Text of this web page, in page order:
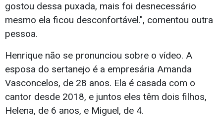
gostou dessa puxada, mais foi desnecessário
mesmo ela ficou desconfortável.", comentou outra
pessoa.
Henrique não se pronunciou sobre o vídeo. A
esposa do sertanejo é a empresária Amanda
Vasconcelos, de 28 anos. Ela é casada com o
cantor desde 2018, e juntos eles têm dois filhos,
Helena, de 6 anos, e Miguel, de 4.